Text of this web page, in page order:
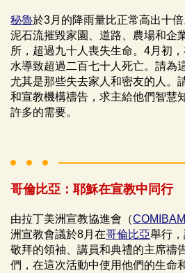
秘魯於3月的降雨量比正常高出十
泥石流摧毀家園、道路、農場和企
所，超過九十人喪失生命。4月初，
水導致超過二百七十人死亡。請為
尤其是那些失去家人和密友的人。
和宣教機構禱告，求主給他們智慧
許多的需要。
哥倫比亞：耶穌在宣教中同行
由拉丁美洲宣教協進會（COMIBAM
洲宣教會議於8月在哥倫比亞舉行
敬拜的領袖、講員和典禮的主席禱
們，在這次活動中使用他們的生命